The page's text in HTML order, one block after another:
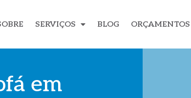
SERVIÇOS BLOG ORÇAMENTOS
em